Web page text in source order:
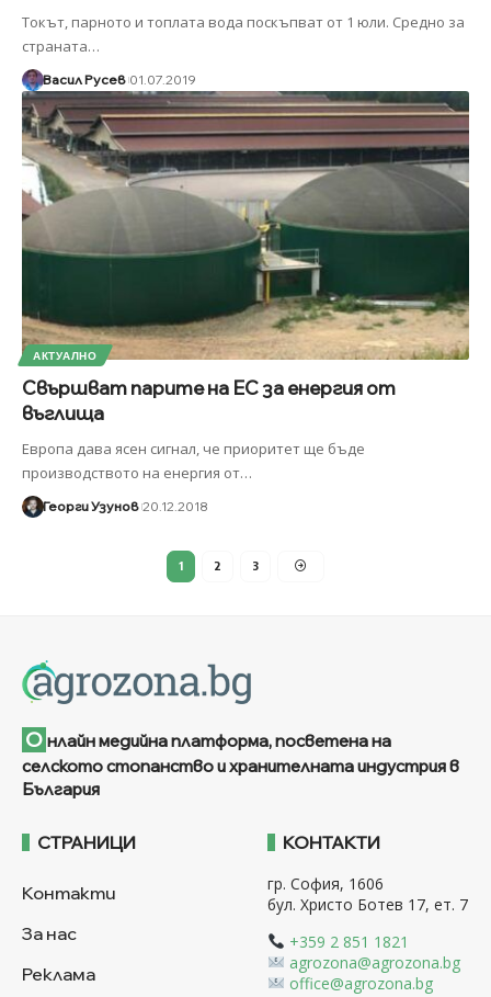
Токът, парното и топлата вода поскъпват от 1 юли. Средно за
страната…
Васил Русев 01.07.2019
АКТУАЛНО
Свършват парите на ЕС за енергия от
въглища
Европа дава ясен сигнал, че приоритет ще бъде
производството на енергия от…
Георги Узунов 20.12.2018
1 2 3
О нлайн медийна платформа, посветена на
селското стопанство и хранителната индустрия в
България
СТРАНИЦИ
Контакти
За нас
Реклама
КОНТАКТИ
гр. София, 1606
бул. Христо Ботев 17, ет. 7
+359 2 851 1821
agrozona@agrozona.bg
office@agrozona.bg